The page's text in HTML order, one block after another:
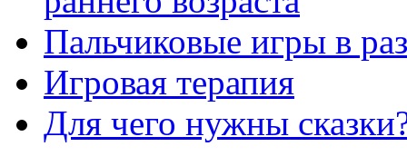
Пальчиковые игры в
Игровая терапия
Для чего нужны